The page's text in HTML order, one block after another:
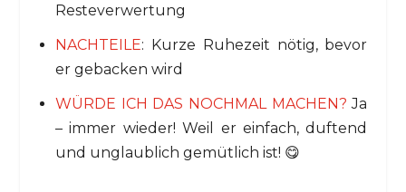
Resteverwertung
NACHTEILE: Kurze Ruhezeit nötig, bevor
er gebacken wird
WÜRDE ICH DAS NOCHMAL MACHEN? Ja
– immer wieder! Weil er einfach, duftend
und unglaublich gemütlich ist! 😋